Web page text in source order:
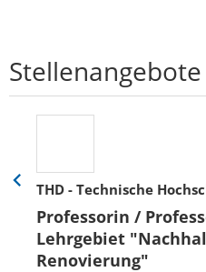
Stellenangebote
THD - Technische
Professorin /
Lehrgebiet
Renovierung"
Eine
zurück